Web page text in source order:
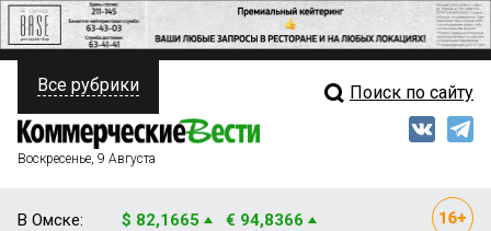
ПОЛИТИКА
ФИНАНСЫ
Свежий выпуск
Все рубрики Поиск по сайту
Воскресенье, 9 Августа
В Омске: $ 82,1665 € 94,8366